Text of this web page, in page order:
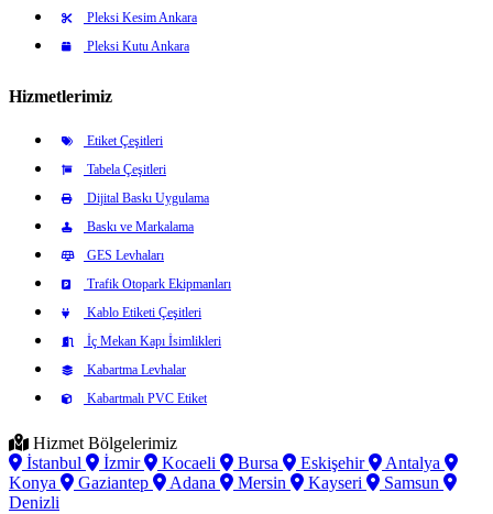
Pleksi Kesim Ankara
Pleksi Kutu Ankara
Hizmetlerimiz
Etiket Çeşitleri
Tabela Çeşitleri
Dijital Baskı Uygulama
Baskı ve Markalama
GES Levhaları
Trafik Otopark Ekipmanları
Kablo Etiketi Çeşitleri
İç Mekan Kapı İsimlikleri
Kabartma Levhalar
Kabartmalı PVC Etiket
Hizmet Bölgelerimiz
İstanbul
İzmir Kocaeli Bursa Eskişehir
Antalya
Konya
Gaziantep Adana Mersin Kayseri
Samsun
Denizli